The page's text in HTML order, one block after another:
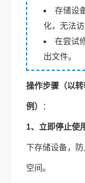
存储设
化，无法访
在尝试
出文件。
操作步骤（以
例） ：
1、立即停止使
下存储设备，
空间。